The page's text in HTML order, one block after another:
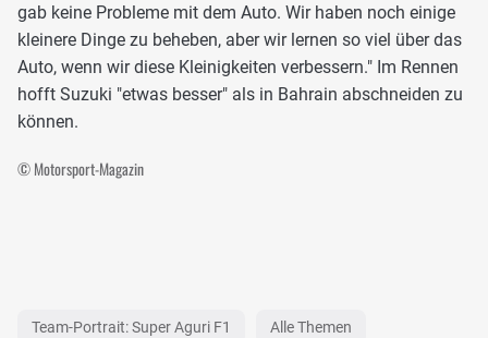
gab keine Probleme mit dem Auto. Wir haben noch einige
kleinere Dinge zu beheben, aber wir lernen so viel über das
Auto, wenn wir diese Kleinigkeiten verbessern." Im Rennen
hofft Suzuki "etwas besser" als in Bahrain abschneiden zu
können.
© Motorsport-Magazin
Team-Portrait: Super Aguri F1 Alle Themen